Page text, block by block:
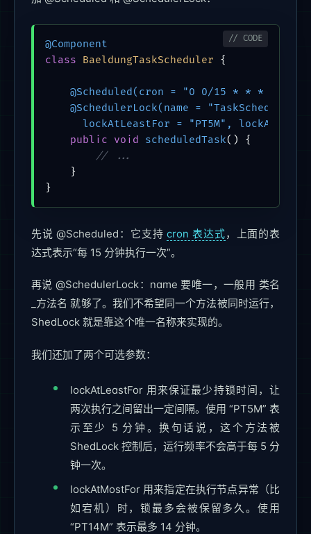
@Component
class
BaeldungTaskScheduler {
@Scheduled(cron = "0 0/15 * * * ?")
@SchedulerLock(name =
lockAtLeastFor = "PT5M",
public
void scheduledTask()
{
// ...
    }
}
先说 @Scheduled：它支持cron 表达式，上面的表
达式表示“每 15 分钟执行一次”。
再说 @SchedulerLock：name 要唯一，一般用 类名
_方法名 就够了。我们不希望同一个方法被同时运行，
ShedLock 就是靠这个唯一名称来实现的。
我们还加了两个可选参数：
lockAtLeastFor 用来保证最少持锁时间，让
两次执行之间留出一定间隔。使用 “PT5M” 表
示至少 5 分钟。换句话说，这个方法被
ShedLock 控制后，运行频率不会高于每 5 分
钟一次。
lockAtMostFor 用来指定在执行节点异常（比
如宕机）时，锁最多会被保留多久。使用
“PT14M” 表示最多 14 分钟。